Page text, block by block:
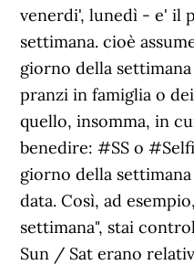
venerdi', lunedì - e' il
settimana. cioè
giorno della
pranzi in famiglia o
quello, insomma, in
benedire: #SS o
giorno della
data. Così, ad
settimana", stai
Sun / Sat erano